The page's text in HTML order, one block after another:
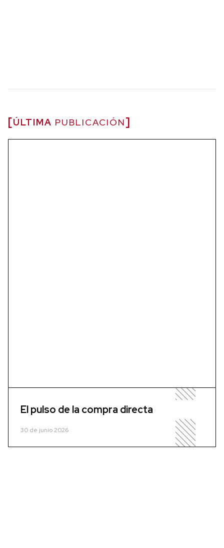
ÚLTIMA PUBLICACIÓN
El pulso de la compra directa
30 de junio 2026